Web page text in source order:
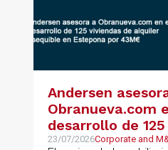
Andersen
Obranueva.com
desarrollo de
de alquiler
23/07/2026Corporate and